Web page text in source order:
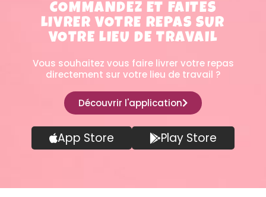
COMMANDEZ ET FAITES
LIVRER VOTRE REPAS SUR
VOTRE LIEU DE TRAVAIL
Vous souhaitez vous faire livrer votre repas
directement sur votre lieu de travail ?
Découvrir l'application
App Store Play Store